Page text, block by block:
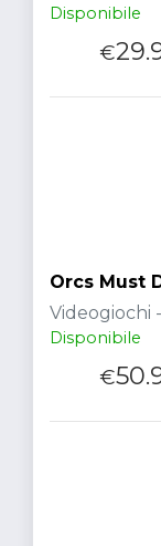
Disponibile
€
Orcs Must
Videogiochi
Disponibile
€